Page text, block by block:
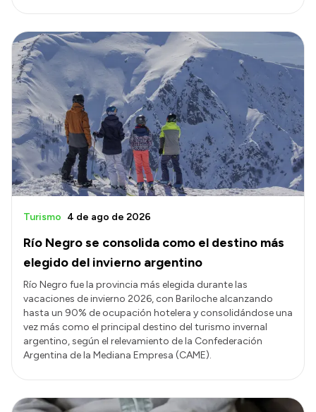
Río Negro se consolida como el destino más
elegido del invierno argentino
Turismo 4 de ago de 2026
Río Negro fue la provincia más elegida durante las
vacaciones de invierno 2026, con Bariloche alcanzando
hasta un 90% de ocupación hotelera y consolidándose una
vez más como el principal destino del turismo invernal
argentino, según el relevamiento de la Confederación
Argentina de la Mediana Empresa (CAME).